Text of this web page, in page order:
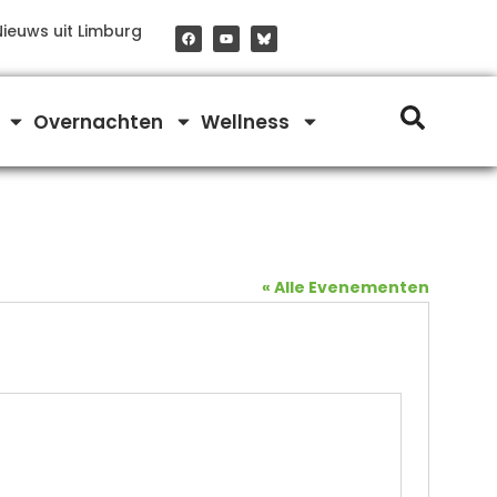
uit Limburg F
a
c
b
k
Y
o
u
u
Overnachten Wellness
« Alle Evenementen